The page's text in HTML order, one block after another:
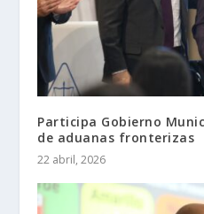
Participa Gobierno
de aduanas fronterizas
22 abril, 2026